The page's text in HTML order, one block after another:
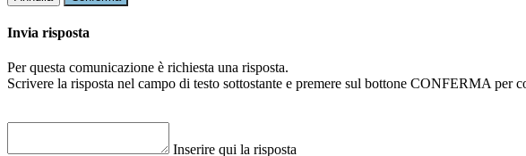
Invia risposta
Per questa comunicazione è richiesta una risposta.
Scrivere la risposta nel campo di testo sottostante e premere sul bottone CONFERMA per
Inserire qui la risposta